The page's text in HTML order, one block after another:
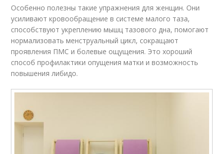
Особенно полезны такие упражнения для женщин. Они
усиливают кровообращение в системе малого таза,
способствуют укреплению мышц тазового дна, помогают
нормализовать менструальный цикл, сокращают
проявления ПМС и болевые ощущения. Это хороший
способ профилактики опущения матки и возможность
повышения либидо.